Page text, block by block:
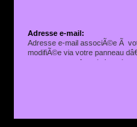
Adresse e-mail:
Adresse e-mail associÃ©e Ã
modifiÃ©e via votre panneau
que vous avez fournie lors de